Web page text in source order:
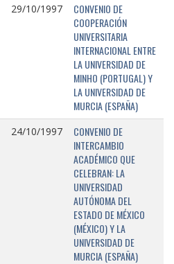
29/10/1997
CONVENIO DE
COOPERACIÓN
UNIVERSITARIA
INTERNACIONAL ENTRE
LA UNIVERSIDAD DE
MINHO (PORTUGAL) Y
LA UNIVERSIDAD DE
MURCIA (ESPAÑA)
24/10/1997
CONVENIO DE
INTERCAMBIO
ACADÉMICO QUE
CELEBRAN: LA
UNIVERSIDAD
AUTÓNOMA DEL
ESTADO DE MÉXICO
(MÉXICO) Y LA
UNIVERSIDAD DE
MURCIA (ESPAÑA)